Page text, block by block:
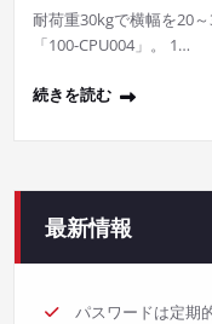
耐荷重30kgで横幅を20
「100-CPU004」。 1…
続きを読む
最新情報
パスワードは定期